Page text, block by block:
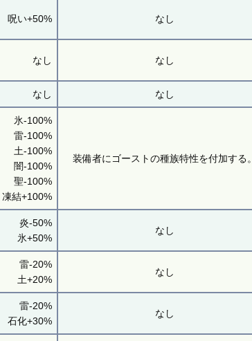
呪い+50% なし
なし なし
なし なし
氷-100%
雷-100%
土-100%
闇-100%
聖-100%
凍結+100%
装備者にゴーストの種族特性を付加する。
炎-50%
氷+50%
なし
雷-20%
土+20%
なし
雷-20%
石化+30%
なし